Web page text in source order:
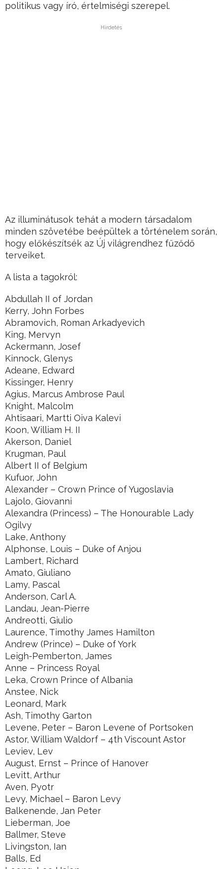
politikus vagy író, értelmiségi szerepel.
Hirdetés
Az illuminátusok tehát a modern társadalom
minden szövetébe beépültek a történelem során,
hogy előkészítsék az Új világrendhez fűződő
terveiket.
A lista a tagokról:
Abdullah II of Jordan
Kerry, John Forbes
Abramovich, Roman Arkadyevich
King, Mervyn
Ackermann, Josef
Kinnock, Glenys
Adeane, Edward
Kissinger, Henry
Agius, Marcus Ambrose Paul
Knight, Malcolm
Ahtisaari, Martti Oiva Kalevi
Koon, William H. II
Akerson, Daniel
Krugman, Paul
Albert II of Belgium
Kufuor, John
Alexander – Crown Prince of Yugoslavia
Lajolo, Giovanni
Alexandra (Princess) – The Honourable Lady
Ogilvy
Lake, Anthony
Alphonse, Louis – Duke of Anjou
Lambert, Richard
Amato, Giuliano
Lamy, Pascal
Anderson, Carl A.
Landau, Jean-Pierre
Andreotti, Giulio
Laurence, Timothy James Hamilton
Andrew (Prince) – Duke of York
Leigh-Pemberton, James
Anne – Princess Royal
Leka, Crown Prince of Albania
Anstee, Nick
Leonard, Mark
Ash, Timothy Garton
Levene, Peter – Baron Levene of Portsoken
Astor, William Waldorf – 4th Viscount Astor
Leviev, Lev
August, Ernst – Prince of Hanover
Levitt, Arthur
Aven, Pyotr
Levy, Michael – Baron Levy
Balkenende, Jan Peter
Lieberman, Joe
Ballmer, Steve
Livingston, Ian
Balls, Ed